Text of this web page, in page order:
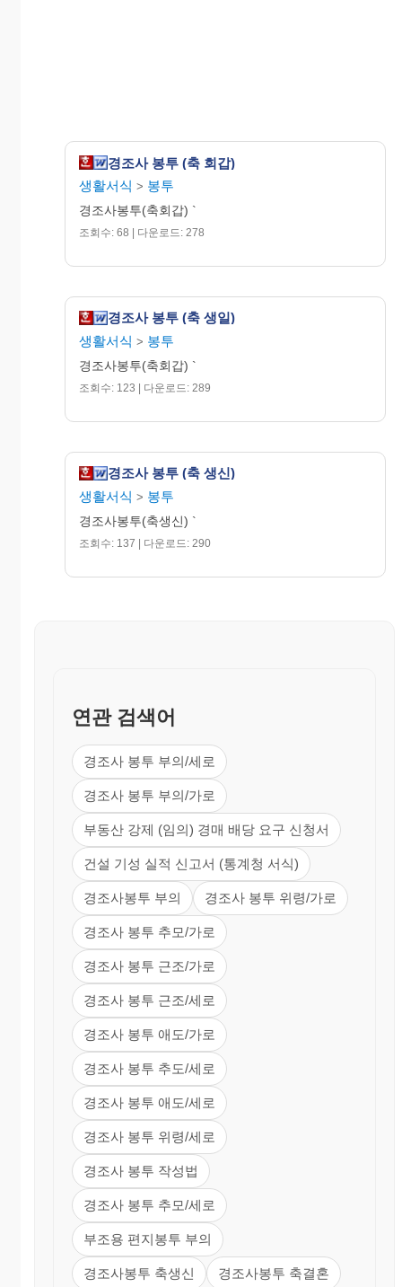
경조사 봉투 (축 회갑)
생활서식 > 봉투
경조사봉투(축회갑) `
조회수: 68 | 다운로드: 278
경조사 봉투 (축 생일)
생활서식 > 봉투
경조사봉투(축회갑) `
조회수: 123 | 다운로드: 289
경조사 봉투 (축 생신)
생활서식 > 봉투
경조사봉투(축생신) `
조회수: 137 | 다운로드: 290
연관 검색어
경조사 봉투 부의/세로
경조사 봉투 부의/가로
부동산 강제 (임의) 경매 배당 요구 신청서
건설 기성 실적 신고서 (통계청 서식)
경조사봉투 부의 경조사 봉투 위령/가로
경조사 봉투 추모/가로
경조사 봉투 근조/가로
경조사 봉투 근조/세로
경조사 봉투 애도/가로
경조사 봉투 추도/세로
경조사 봉투 애도/세로
경조사 봉투 위령/세로
경조사 봉투 작성법
경조사 봉투 추모/세로
부조용 편지봉투 부의
경조사봉투 축생신 경조사봉투 축결혼